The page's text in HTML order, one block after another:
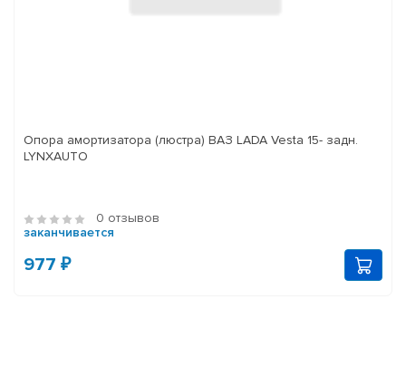
Опора амортизатора (люстра) ВАЗ LADA Vesta 15- задн.
LYNXAUTO
0 отзывов
заканчивается
977 ₽